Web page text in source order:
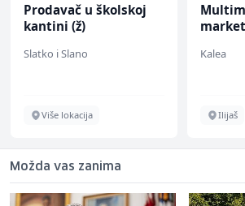
Prodavač u školskoj
kantini (ž)
Slatko i Slano
Više lokacija
Kalea
Ilijaš
Možda vas zanima